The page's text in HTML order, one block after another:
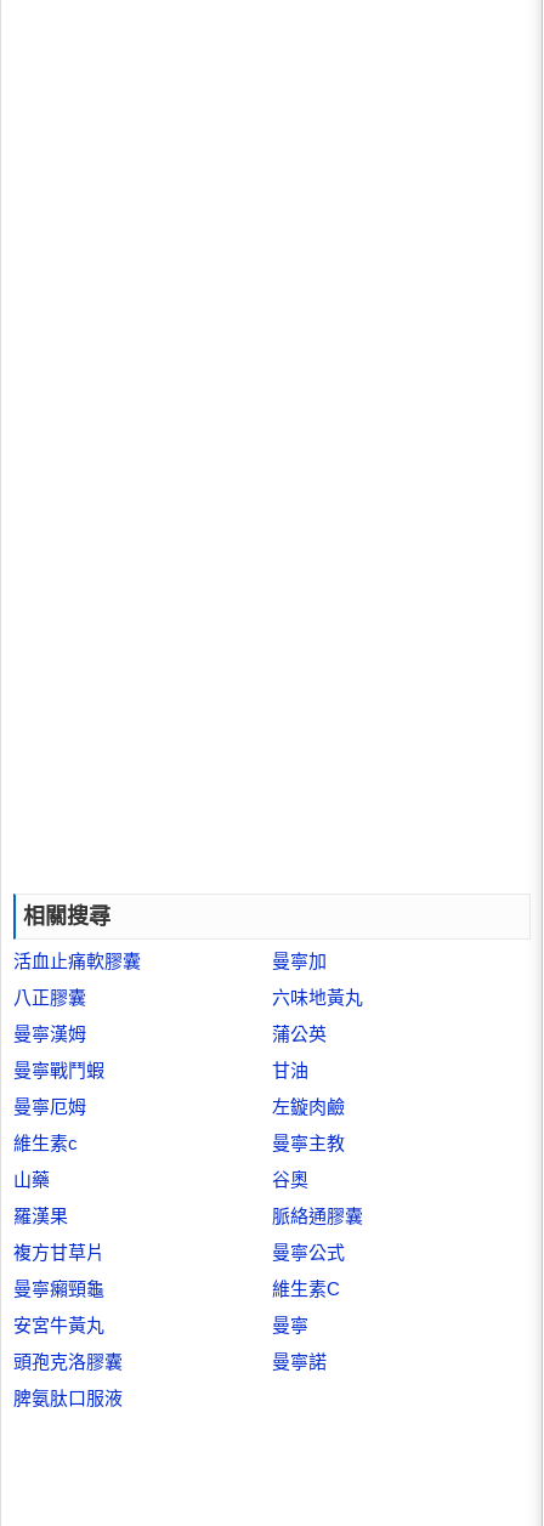
相關搜尋
活血止痛軟膠囊
曼寧加
八正膠囊
六味地黃丸
曼寧漢姆
蒲公英
曼寧戰鬥蝦
甘油
曼寧厄姆
左鏇肉鹼
維生素c
曼寧主教
山藥
谷奧
羅漢果
脈絡通膠囊
複方甘草片
曼寧公式
曼寧癩頸龜
維生素C
安宮牛黃丸
曼寧
頭孢克洛膠囊
曼寧諾
脾氨肽口服液